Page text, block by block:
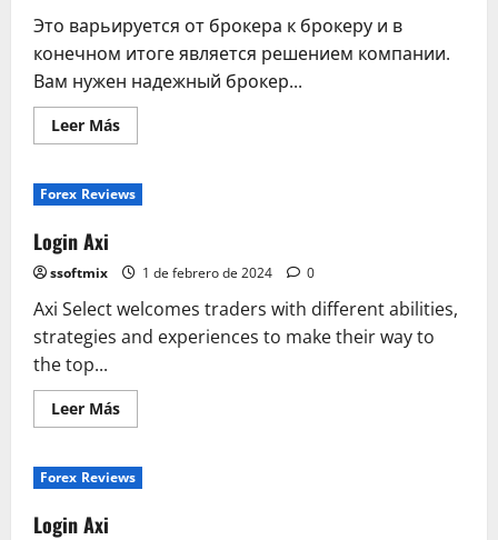
Это варьируется от брокера к брокеру и в
конечном итоге является решением компании.
Вам нужен надежный брокер...
Leer MásLeer
más
Как
поймать
Полезные
советы
приемы
Блог
о
криптовалютах
Forex Reviews
Login Axi
ssoftmix 1 de febrero de 2024 0
Axi Select welcomes traders with different abilities,
strategies and experiences to make their way to
the top...
Leer MásLeer
más
Login
Axi
Forex Reviews
Login Axi